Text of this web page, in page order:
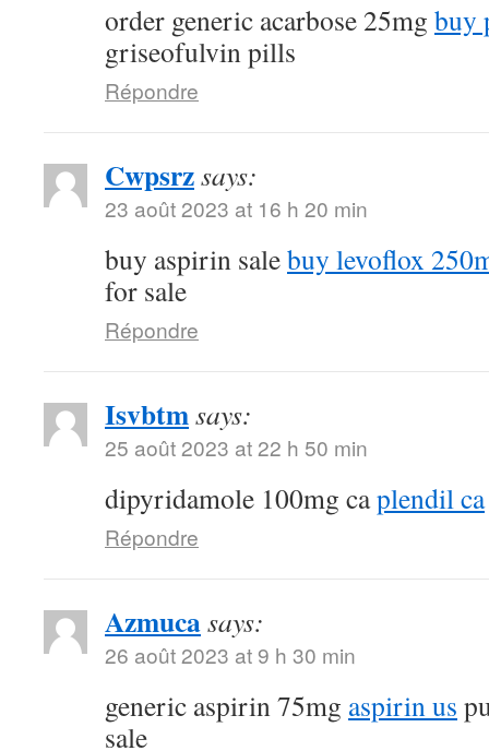
order generic acarbose 25mg buy
griseofulvin pills
Répondre
Cwpsrzsays:
23 août 2023 at 16 h 20 min
buy aspirin salebuy levoflox
for sale
Répondre
Isvbtmsays:
25 août 2023 at 22 h 50 min
dipyridamole 100mg caplendil ca
Répondre
Azmucasays:
26 août 2023 at 9 h 30 min
generic aspirin 75mg aspirin us
sale